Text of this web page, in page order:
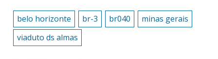
belo horizonte br-3 br040
minas gerais
viaduto ds almas